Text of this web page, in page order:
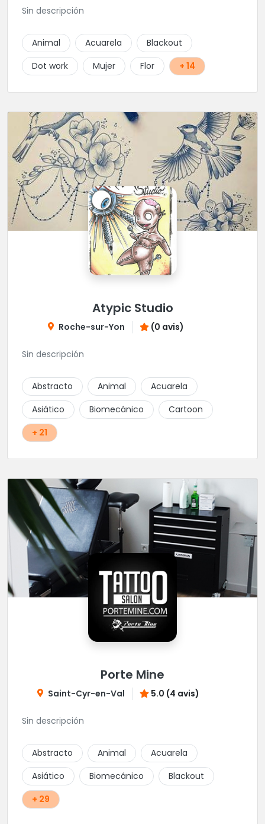
Sin descripción
Animal Acuarela
Blackout
Dot work
Mujer Flor + 14
Atypic Studio
Roche-sur-Yon (0 avis)
Sin descripción
Abstracto Animal
Acuarela
Asiático
Biomecánico
Cartoon
+ 21
Porte Mine
Saint-Cyr-en-Val 5.0 (4 avis)
Sin descripción
Abstracto Animal
Acuarela
Asiático
Biomecánico
Blackout
+ 29